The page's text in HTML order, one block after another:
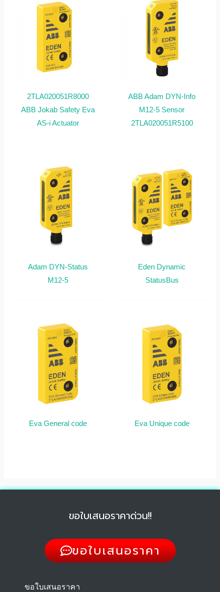
2TLA020051R8000
ABB Jokab Safety Eva
AS-i Actuator
ABB Adam DYN-Info
M12-5 Sensor
2TLA020051R5100
Adam DYN-Status
M12-5
Eden Dynamic
StatusBus
Eva General code Eva Unique code
ขอใบเสนอราคาด่วน!!
ขอใบเสนอราคา
ขอใบเสนอราคา